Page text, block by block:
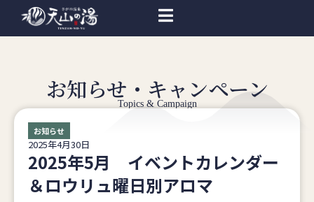
お知らせ・キャンペーン
Topics & Campaign
お知らせ
2025年4月30日
2025年5月 イベントカレンダー
＆ロウリュ曜日別アロマ